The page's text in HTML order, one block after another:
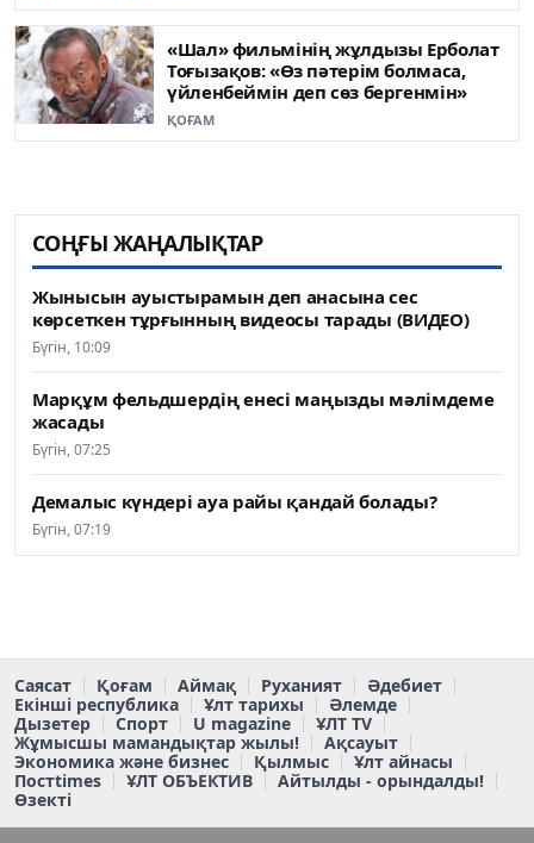
«Шал» фильмінің жұлдызы Ерболат
Тоғызақов: «Өз пәтерім болмаса,
үйленбеймін деп сөз бергенмін»
ҚОҒАМ
СОҢҒЫ ЖАҢАЛЫҚТАР
Жынысын ауыстырамын деп анасына сес
көрсеткен тұрғынның видеосы тарады (ВИДЕО)
Бүгін, 10:09
Марқұм фельдшердің енесі маңызды мәлімдеме
жасады
Бүгін, 07:25
Демалыс күндері ауа райы қандай болады?
Бүгін, 07:19
Саясат Қоғам Аймақ Руханият
Әдебиет
Екінші республика
Ұлт тарихы
Әлемде
Дызетер
Спорт U magazine
ҰЛТ TV
Жұмысшы мамандықтар жылы!
Ақсауыт
Экономика және бизнес
Қылмыс
Ұлт айнасы
Постtimes
ҰЛТ ОБЪЕКТИВ
Айтылды - орындалды!
Өзекті